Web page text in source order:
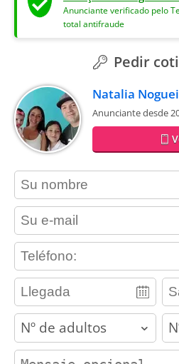
Anunciante verificado pelo
total antifraude
Pedir
Natalia
Anunciante desde
contact_name
contact_email
contact_phone
adults
contact_message